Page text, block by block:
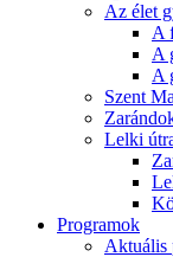
Az élet
A
A
A
Szent
Lelki
Programok
Aktuális